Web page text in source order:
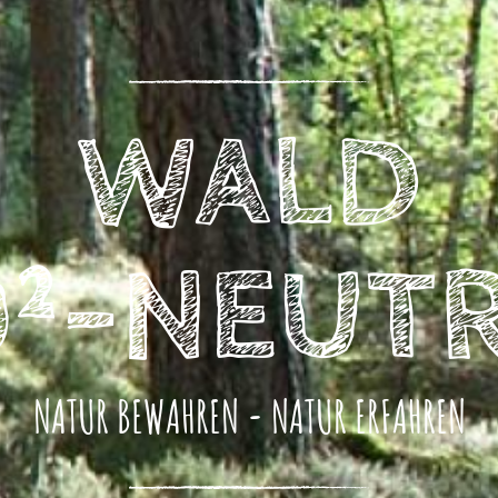
WALD
NATUR BEWAHREN - NATUR ERFAHREN